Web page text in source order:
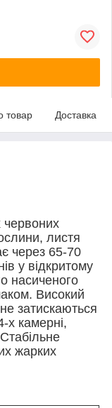
товар Доставка
червоних
листя
через 65-70
у відкритому
насиченого
Високий
затискаються
х камерні,
жарких